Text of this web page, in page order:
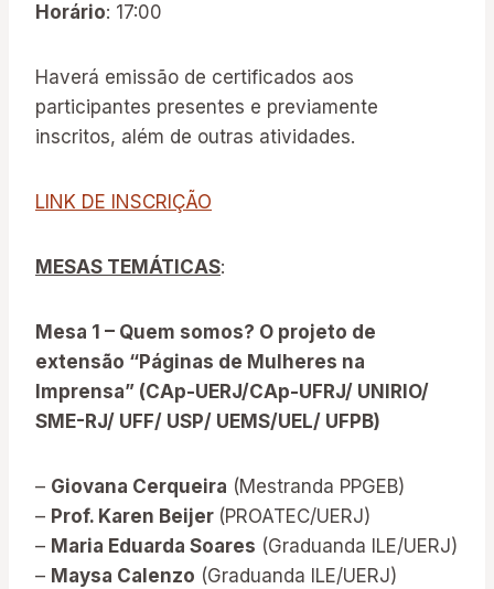
Horário: 17:00
Haverá emissão de certificados aos
participantes presentes e previamente
inscritos, além de outras atividades.
LINK DE INSCRIÇÃO
MESAS TEMÁTICAS:
Mesa 1 – Quem somos? O projeto de
extensão “Páginas de Mulheres na
Imprensa” (CAp-UERJ/CAp-UFRJ/ UNIRIO/
SME-RJ/ UFF/ USP/ UEMS/UEL/ UFPB)
– Giovana Cerqueira (Mestranda PPGEB)
– Prof. Karen Beijer (PROATEC/UERJ)
– Maria Eduarda Soares (Graduanda ILE/UERJ)
– Maysa Calenzo (Graduanda ILE/UERJ)